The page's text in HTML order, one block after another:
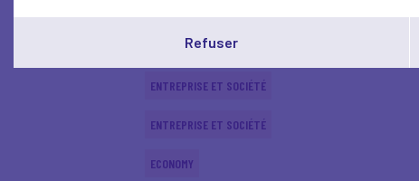
ENTREPRISE ET SOCIÉTÉ
ENTREPRISE ET SOCIÉTÉ
ECONOMY
Refuser